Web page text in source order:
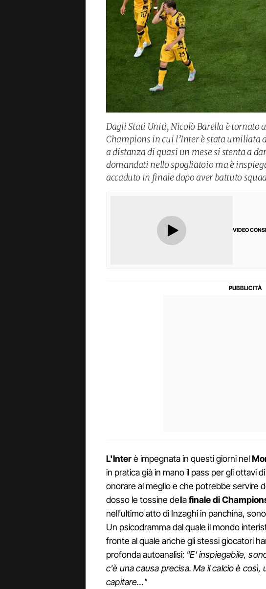
Dagli Stati Uniti, Nicolò Barella è tornato
Champions in cui l’Inter è stata umiliata
a distanza di quasi un mese si stenta a
domandati nello spogliatoio ma è
accaduto in finale dopo aver battuto
VIDEO
L'Interè impegnata in questi giorni nel
in pratica già in mano il pass per gli ottavi
onorare al meglio e che potrebbe servire
dosso le tossine dellafinale di
nell'ultimo atto di Inzaghi in panchina,
Un psicodramma dal quale il mondo
fronte al quale anche gli stessi giocatori
profonda autoanalisi: "E' inspiegabile,
c'è una causa precisa. Ma il calcio è
capitare…"